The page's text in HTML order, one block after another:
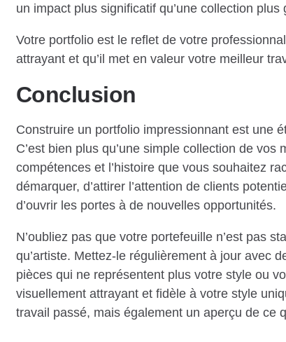
un impact plus significatif qu’une collection
Votre portfolio est le reflet de votre
attrayant et qu’il met en valeur votre meilleur
Conclusion
Construire un portfolio impressionnant est une
C’est bien plus qu’une simple collection de
compétences et l’histoire que vous souhaitez
démarquer, d’attirer l’attention de clients
d’ouvrir les portes à de nouvelles opportunités.
N’oubliez pas que votre portefeuille n’est pas
qu’artiste. Mettez-le régulièrement à jour avec
pièces qui ne représentent plus votre style ou
visuellement attrayant et fidèle à votre style
travail passé, mais également un aperçu de ce